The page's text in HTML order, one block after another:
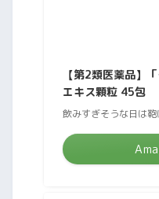
【第2類医薬品】
エキス顆粒 45包
飲みすぎそうな日は鞄